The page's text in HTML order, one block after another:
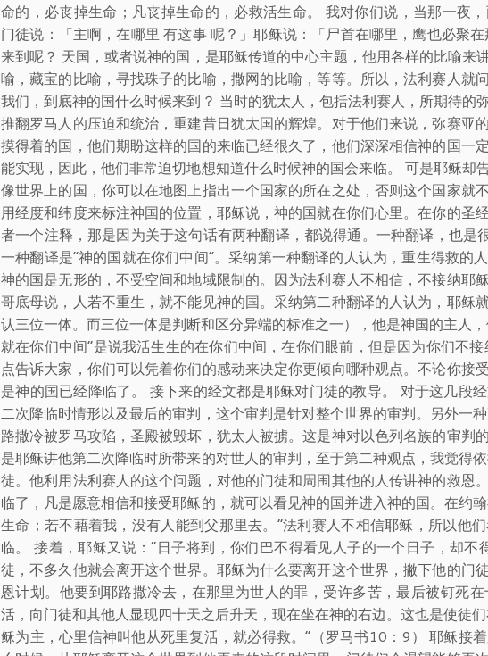
命的，必丧掉生命；凡丧掉生命的，必救活生命。 我对你们说，当那一夜
门徒说：「主啊，在哪里 有这事 呢？」耶稣说：「尸首在哪里，鹰也必聚
来到呢？ 天国，或者说神的国，是耶稣传道的中心主题，他用各样的比喻来
喻，藏宝的比喻，寻找珠子的比喻，撒网的比喻，等等。所以，法利赛人就
我们，到底神的国什么时候来到？ 当时的犹太人，包括法利赛人，所期待的
推翻罗马人的压迫和统治，重建昔日犹太国的辉煌。对于他们来说，弥赛亚
摸得着的国，他们期盼这样的国的来临已经很久了，他们深深相信神的国一
能实现，因此，他们非常迫切地想知道什么时候神的国会来临。 可是耶稣却
像世界上的国，你可以在地图上指出一个国家的所在之处，否则这个国家就
用经度和纬度来标注神国的位置，耶稣说，神的国就在你们心里。在你的圣
者一个注释，那是因为关于这句话有两种翻译，都说得通。一种翻译，也是
一种翻译是“神的国就在你们中间”。采纳第一种翻译的人认为，重生得救的
神的国是无形的，不受空间和地域限制的。因为法利赛人不相信，不接纳耶
哥底母说，人若不重生，就不能见神的国。采纳第二种翻译的人认为，耶稣
认三位一体。而三位一体是判断和区分异端的标准之一），他是神国的主人
就在你们中间”是说我活生生的在你们中间，在你们眼前，但是因为你们不
点告诉大家，你们可以凭着你们的感动来决定你更倾向哪种观点。不论你接
是神的国已经降临了。 接下来的经文都是耶稣对门徒的教导。 对于这几段
二次降临时情形以及最后的审判，这个审判是针对整个世界的审判。另外一
路撒冷被罗马攻陷，圣殿被毁坏，犹太人被掳。这是神对以色列名族的审判
是耶稣讲他第二次降临时所带来的对世人的审判，至于第二种观点，我觉得
徒。他利用法利赛人的这个问题，对他的门徒和周围其他的人传讲神的救恩
临了，凡是愿意相信和接受耶稣的，就可以看见神的国并进入神的国。在约
生命；若不藉着我，没有人能到父那里去。”法利赛人不相信耶稣，所以他
临。 接着，耶稣又说：“日子将到，你们巴不得看见人子的一个日子，却
徒，不多久他就会离开这个世界。耶稣为什么要离开这个世界，撇下他的门
恩计划。他要到耶路撒冷去，在那里为世人的罪，受许多苦，最后被钉死
活，向门徒和其他人显现四十天之后升天，现在坐在神的右边。这也是使徒
稣为主，心里信神叫他从死里复活，就必得救。”（罗马书10：9） 耶稣接